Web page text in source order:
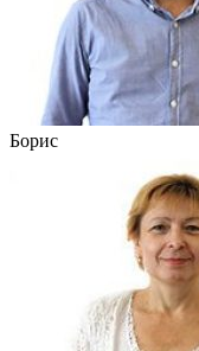
Борис